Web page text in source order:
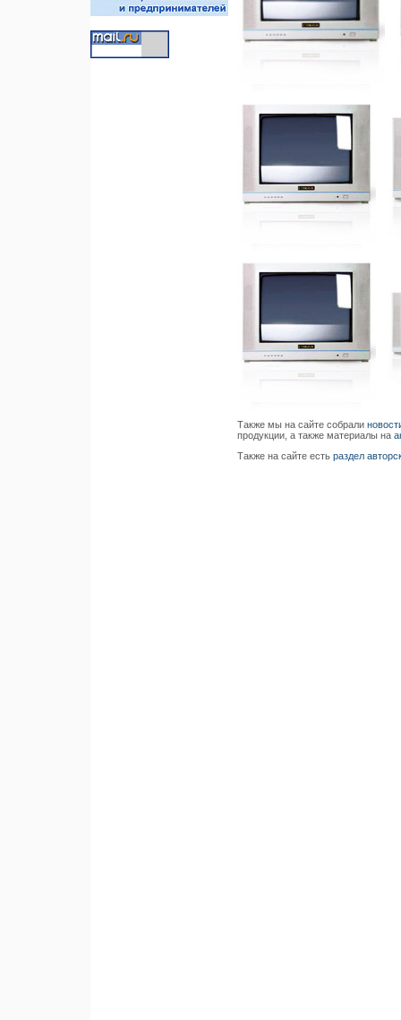
Также мы на сайте собрали
продукции, а также материалы на
Также на сайте есть раздел